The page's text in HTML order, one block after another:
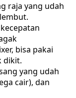
raja yang udah
bisa pakai
dikit.
yang udah
cair), dan